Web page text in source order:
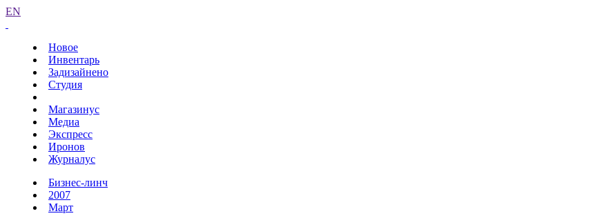
EN
Новое
Инвентарь
Задизайнено
Студия
Магазинус
Медиа
Экспресс
Иронов
Журналус
Бизнес-линч
2007
Март